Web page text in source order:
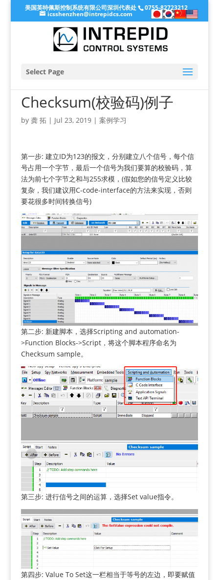
美国英特佩斯控制系统有限公司深圳代表处 0755-82723212
icsshenzhen@intrepidcs.com
Select Page
Checksum(校验码)例子
by 龚 拓 | Jul 23, 2019| 案例学习
第一步: 建立ID为123的报文，分别建立八个信号，每个信
号占用一个字节，最后一个信号为我们要算的校验码，算
法为前七个字节之和与255求模，(假如您的信号定义比较
复杂，我们建议用C-code-interface的方法来实现，否则
要花很多时间转换信号)
第二步: 新建脚本，选择Scripting and automation-
>Function Blocks->Script，将这个脚本程序命名为
Checksum sample。
第三步: 进行信号之间的运算，选择Set value指令。
第四步: Value To Set这一栏相当于等号的左边，即要赋值